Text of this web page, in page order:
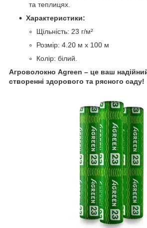
та теплицях.
Характеристики:
Щільність: 23 г/м²
Розмір: 4.20 м x 100 м
Колір: білий.
Агроволокно Agreen – це ваш
створенні здорового та рясного саду!